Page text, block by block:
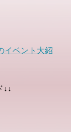
イベント大紹
↓↓